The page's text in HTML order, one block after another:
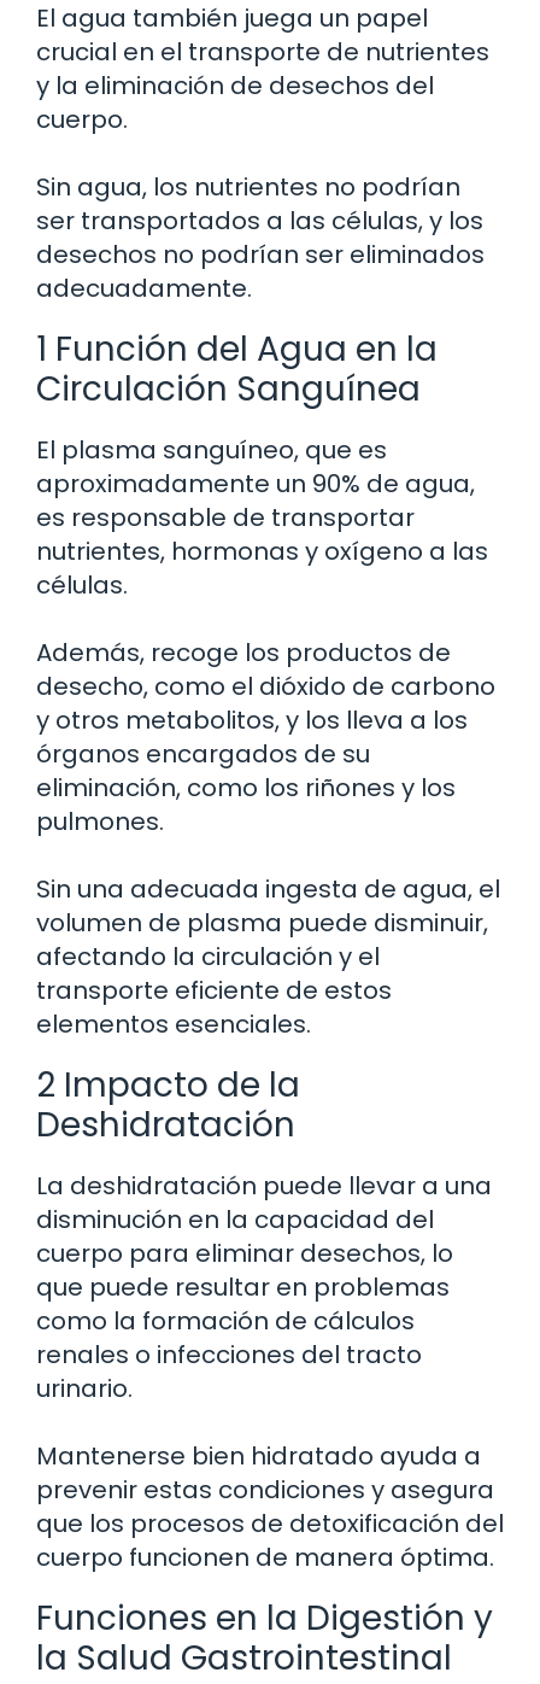
El agua también juega un papel
crucial en el transporte de nutrientes
y la eliminación de desechos del
cuerpo.
Sin agua, los nutrientes no podrían
ser transportados a las células, y los
desechos no podrían ser eliminados
adecuadamente.
1 Función del Agua en la
Circulación Sanguínea
El plasma sanguíneo, que es
aproximadamente un 90% de agua,
es responsable de transportar
nutrientes, hormonas y oxígeno a las
células.
Además, recoge los productos de
desecho, como el dióxido de carbono
y otros metabolitos, y los lleva a los
órganos encargados de su
eliminación, como los riñones y los
pulmones.
Sin una adecuada ingesta de agua, el
volumen de plasma puede disminuir,
afectando la circulación y el
transporte eficiente de estos
elementos esenciales.
2 Impacto de la
Deshidratación
La deshidratación puede llevar a una
disminución en la capacidad del
cuerpo para eliminar desechos, lo
que puede resultar en problemas
como la formación de cálculos
renales o infecciones del tracto
urinario.
Mantenerse bien hidratado ayuda a
prevenir estas condiciones y asegura
que los procesos de detoxificación del
cuerpo funcionen de manera óptima.
Funciones en la Digestión y
la Salud Gastrointestinal